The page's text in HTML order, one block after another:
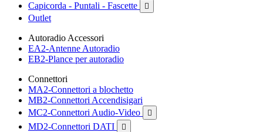
Capicorda - Puntali - Fascette

Outlet
Autoradio Accessori
EA2-Antenne Autoradio
EB2-Plance per autoradio
Connettori
MA2-Connettori a blochetto
MB2-Connettori Accendisigari
MC2-Connettori Audio-Video

MD2-Connettori DATI 